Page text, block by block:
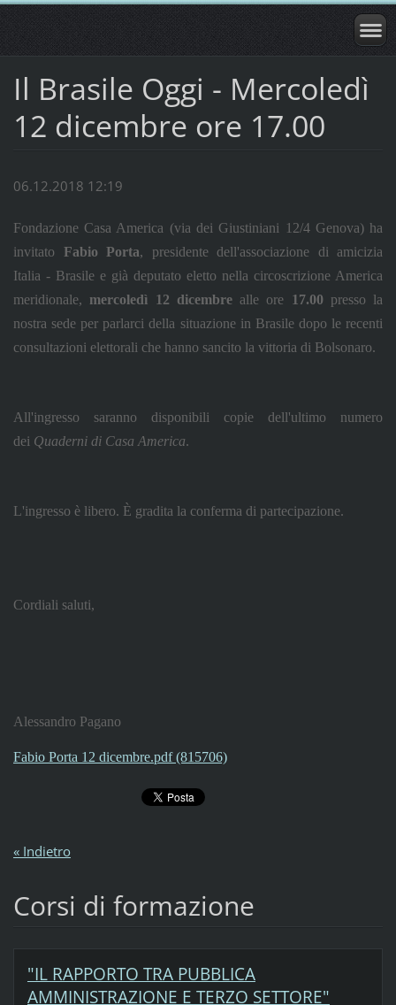
Il Brasile Oggi - Mercoledì
12 dicembre ore 17.00
06.12.2018 12:19
Fondazione Casa America (via dei Giustiniani 12/4 Genova) ha
invitato Fabio Porta, presidente dell'associazione di amicizia
Italia - Brasile e già deputato eletto nella circoscrizione America
meridionale, mercoledì 12 dicembrealle ore 17.00presso la
nostra sede per parlarci della situazione in Brasile dopo le recenti
consultazioni elettorali che hanno sancito la vittoria di Bolsonaro.
All'ingresso saranno disponibili copie dell'ultimo numero
dei Quaderni di Casa America.
L'ingresso è libero. È gradita la conferma di partecipazione.
Cordiali saluti,
Alessandro Pagano
Fabio Porta 12 dicembre.pdf (815706)
« Indietro
Corsi di formazione
"IL RAPPORTO TRA PUBBLICA
AMMINISTRAZIONE E TERZO SETTORE"